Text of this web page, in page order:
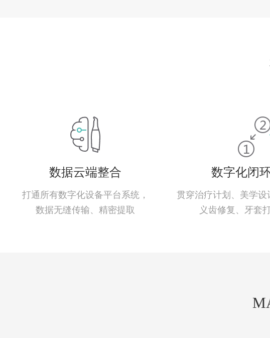
数据云端整合
打通所有数字化设备平台系统，
数据无缝传输、精密提取
数字化闭
贯穿治疗计划、美学设
义齿修复、牙套